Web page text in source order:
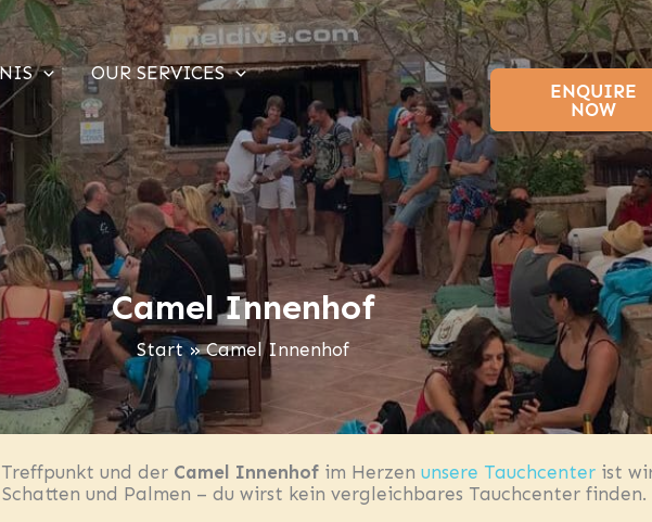
OUR SERVICES
ENQUIRE
NOW
Camel Innenhof
Start Camel Innenhof
und der Camel Innenhof im Herzen unsere Tauchcenter ist
und Palmen – du wirst kein vergleichbares Tauchcenter finden.